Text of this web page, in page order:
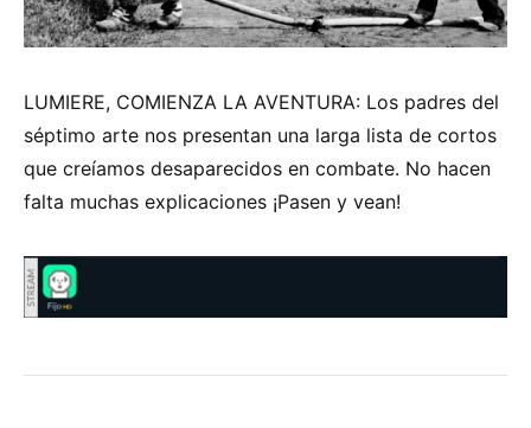
LUMIERE, COMIENZA LA AVENTURA: Los padres del
séptimo arte nos presentan una larga lista de cortos
que creíamos desaparecidos en combate. No hacen
falta muchas explicaciones ¡Pasen y vean!